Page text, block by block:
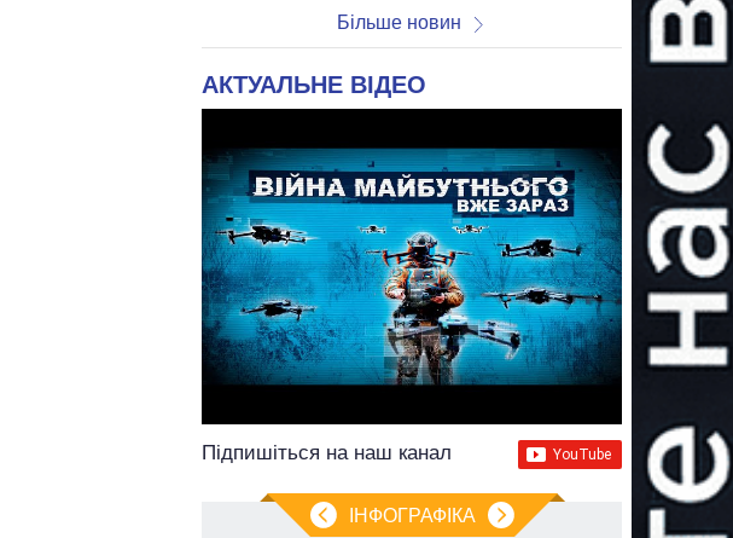
Більше новин
АКТУАЛЬНЕ ВІДЕО
Підпишіться на наш канал
ІНФОГРАФІКА